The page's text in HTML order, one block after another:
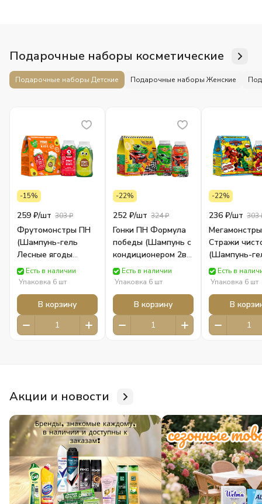
Подарочные наборы косметические
Подарочные наборы Детские Подарочные наборы Женские
-15%
259 ₽/шт 303 ₽
Фрутомонстры ПН
(Шампунь-гель
Лесные ягоды
250мл + Гель-пена
Авокадо 250мл)
Детская косметика
Есть в наличии
Упаковка 6 шт
В корзину
-22%
252 ₽/шт 324 ₽
Гонки ПН Формула
победы (Шампунь с
кондиционером 2в1
250мл + Гель для
душа 250мл)
Детская косметика
Есть в наличии
Упаковка 6 шт
В корзину
-22%
236 ₽/шт 303
Стражи
(Шампунь-
мыло 300мл)
ПН Детская
косметика
Есть в
Упаковка 6 шт
В
Акции и новости